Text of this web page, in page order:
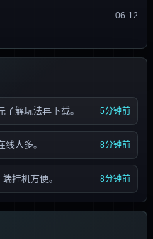
06-12
解玩法再下载。 5分钟前
人多。 8分钟前
挂机方便。 8分钟前